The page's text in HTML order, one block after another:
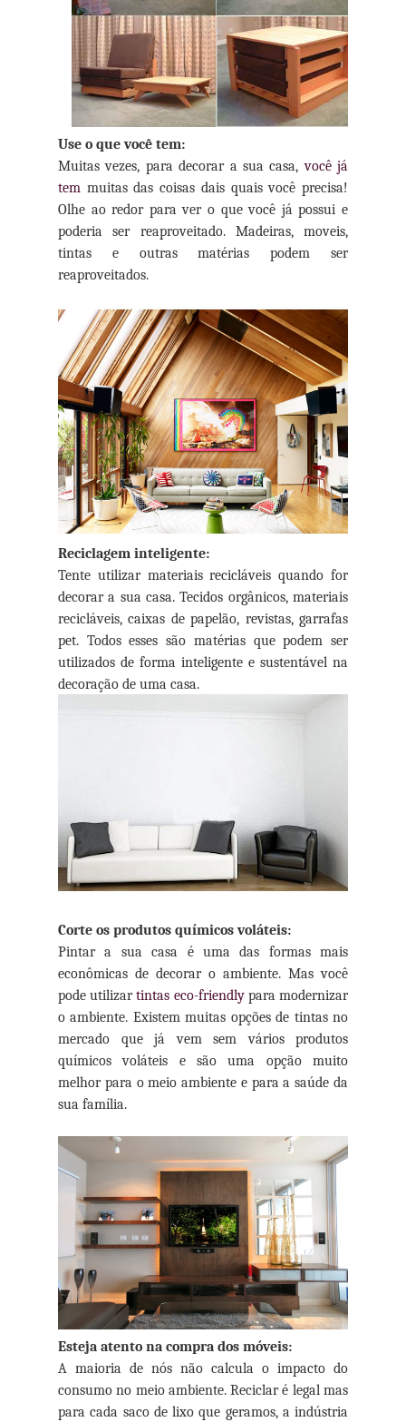
Use o que você tem:
Muitas vezes, para decorar a sua casa,você já
tem muitas das coisas dais quais você precisa!
Olhe ao redor para ver o que você já possui e
poderia ser reaproveitado. Madeiras, moveis,
tintas e outras matérias podem ser
reaproveitados.
Reciclagem inteligente:
Tente utilizar materiais recicláveis quando for
decorar a sua casa. Tecidos orgânicos, materiais
recicláveis, caixas de papelão, revistas, garrafas
pet. Todos esses são matérias que podem ser
utilizados de forma inteligente e sustentável na
decoração de uma casa.
Corte os produtos químicos voláteis:
Pintar a sua casa é uma das formas mais
econômicas de decorar o ambiente. Mas você
pode utilizartintas eco-friendlypara modernizar
o ambiente. Existem muitas opções de tintas no
mercado que já vem sem vários produtos
químicos voláteis e são uma opção muito
melhor para o meio ambiente e para a saúde da
sua família.
Esteja atento na compra dos móveis:
A maioria de nós não calcula o impacto do
consumo no meio ambiente. Reciclar é legal mas
para cada saco de lixo que geramos, a indústria